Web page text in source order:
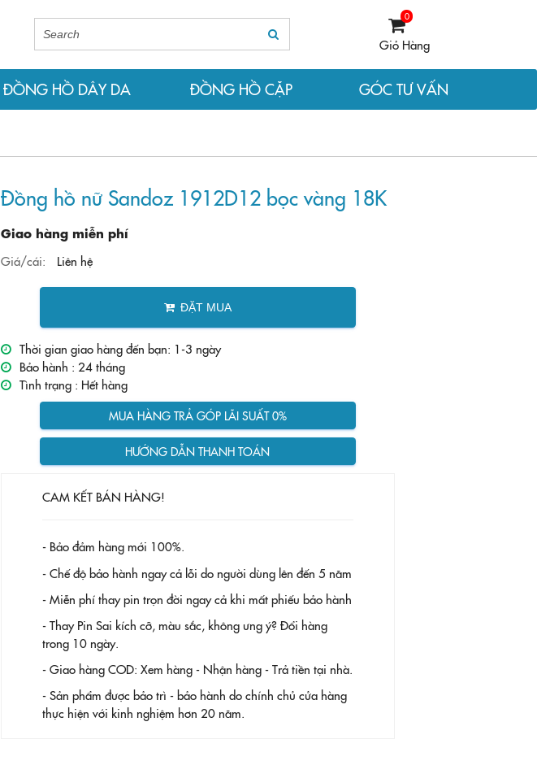
0
Giỏ Hàng
ĐỒNG HỒ DÂY DA ĐỒNG HỒ CẶP GÓC TƯ VẤN
Đồng hồ nữ Sandoz 1912D12 bọc vàng 18K
Giao hàng miễn phí
Giá/cái:
Liên hệ
ĐẶT MUA
Thời gian giao hàng đến bạn: 1-3 ngày
Bảo hành : 24 tháng
Tình trạng : Hết hàng
MUA HÀNG TRẢ GÓP LÃI SUẤT 0%
HƯỚNG DẪN THANH TOÁN
CAM KẾT BÁN HÀNG!
- Bảo đảm hàng mới 100%.
- Chế độ bảo hành ngay cả lỗi do người dùng lên đến 5 năm
- Miễn phí thay pin trọn đời ngay cả khi mất phiếu bảo hành
- Thay Pin Sai kích cỡ, màu sắc, không ưng ý? Đổi hàng
trong 10 ngày.
- Giao hàng COD: Xem hàng - Nhận hàng - Trả tiền tại nhà.
- Sản phẩm được bảo trì - bảo hành do chính chủ cửa hàng
thực hiện với kinh nghiệm hơn 20 năm.